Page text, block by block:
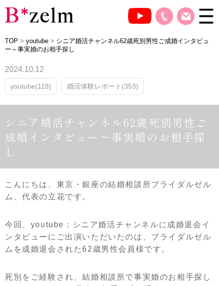
TOP > youtube > シニア婚活チャンネル62歳死別男性ご成婚インタビュ
ー～事実婚のお相手探し
2024.10.12
youtube(118) 婚活体験レポート(353)
シニア婚活チャンネル62歳死別男性ご
成婚インタビュー～事実婚のお相手探
し
こんにちは、東京・銀座の結婚相談所ブライダルゼル
ム、代表の立花です。
今回、youtube：シニア婚活チャンネルに成婚退会イ
ンタビューにご出演いただいたのは、ブライダルゼル
ムを成婚退会された62歳男性会員様です。
死別をご経験され、結婚相談所で事実婚のお相手探し